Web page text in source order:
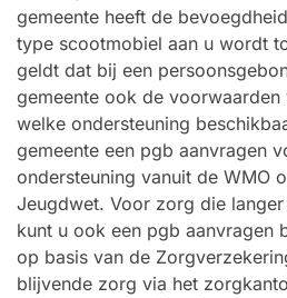
gemeente heeft de
type scootmobiel aan u wordt
geldt dat bij een
gemeente ook de voorwaarden
welke ondersteuning
gemeente een pgb aanvragen
ondersteuning vanuit de WMO
Jeugdwet. Voor zorg die
kunt u ook een pgb aanvragen
op basis van de
blijvende zorg via het